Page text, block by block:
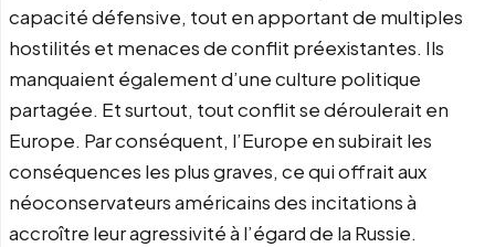
capacité défensive, tout en apportant de multiples
hostilités et menaces de conflit préexistantes. Ils
manquaient également d’une culture politique
partagée. Et surtout, tout conflit se déroulerait en
Europe. Par conséquent, l’Europe en subirait les
conséquences les plus graves, ce qui offrait aux
néoconservateurs américains des incitations à
accroître leur agressivité à l’égard de la Russie.